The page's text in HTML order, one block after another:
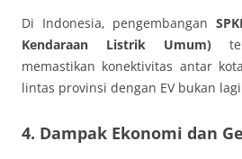
Di Indonesia, pengembangan
Kendaraan Listrik Umum)
memastikan konektivitas antar
lintas provinsi dengan EV bukan
4. Dampak Ekonomi dan